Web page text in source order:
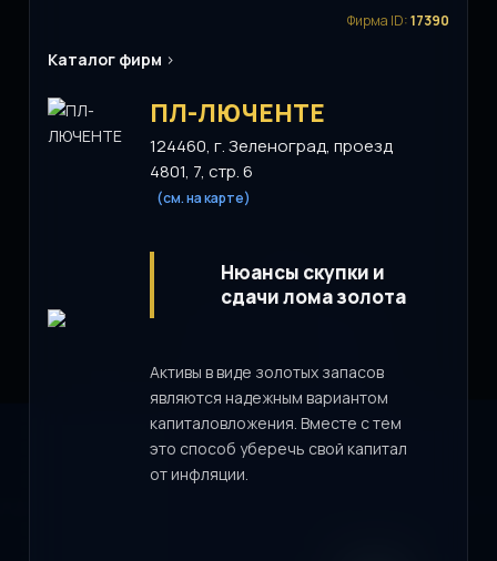
Фирма ID:17390
Каталог фирм >
ПЛ-ЛЮЧЕНТЕ
124460, г. Зеленоград, проезд
4801, 7, стр. 6
(см. на карте)
Нюансы скупки и
сдачи лома золота
Активы в виде золотых запасов
являются надежным вариантом
капиталовложения. Вместе с тем
это способ уберечь свой капитал
от инфляции.